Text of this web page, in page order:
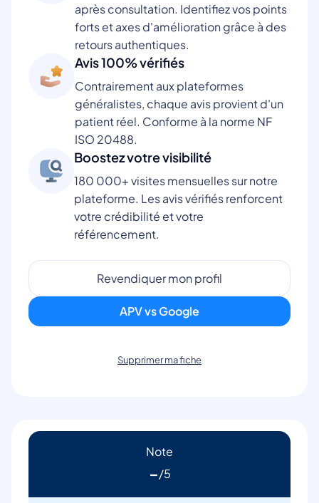
après consultation. Identifiez vos points
forts et axes d'amélioration grâce à des
retours authentiques.
Avis 100% vérifiés
Contrairement aux plateformes
généralistes, chaque avis provient d'un
patient réel. Conforme à la norme NF
ISO 20488.
Boostez votre visibilité
180 000+ visites mensuelles sur notre
plateforme. Les avis vérifiés renforcent
votre crédibilité et votre
référencement.
Revendiquer mon profil
APV vs Google
Supprimer ma fiche
Note
-